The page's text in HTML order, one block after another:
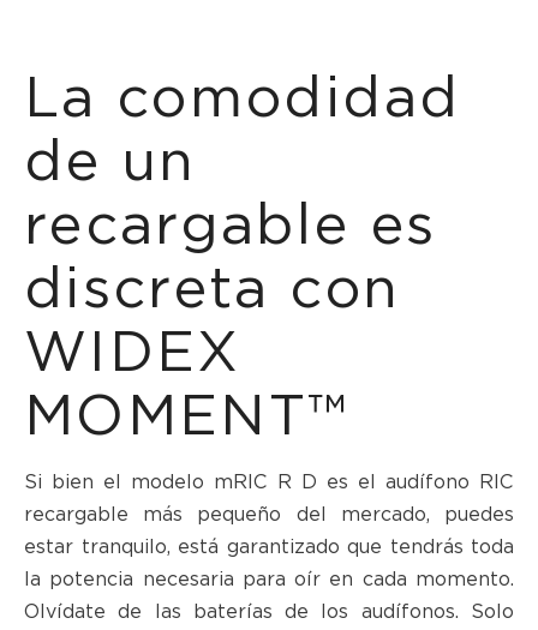
La comodidad
de un
recargable es
discreta con
WIDEX
MOMENT™
Si bien el modelo mRIC R D es el audífono RIC
recargable más pequeño del mercado, puedes
estar tranquilo, está garantizado que tendrás toda
la potencia necesaria para oír en cada momento.
Olvídate de las baterías de los audífonos. Solo